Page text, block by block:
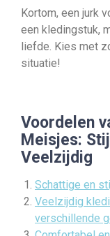
Kortom, een jurk
een kledingstuk,
liefde. Kies met
situatie!
Voordelen
Meisjes:
Veelzijdig
Schattige en
Veelzijdig
verschillende